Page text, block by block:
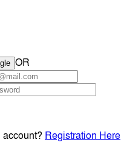
OR
account? Registration Here